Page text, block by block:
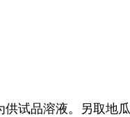
试品溶液。另取地